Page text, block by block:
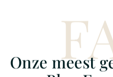
Onze meest